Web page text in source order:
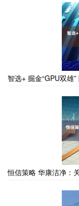
智选+ 掘金“GPU双雄
恒信策略 华康洁净：